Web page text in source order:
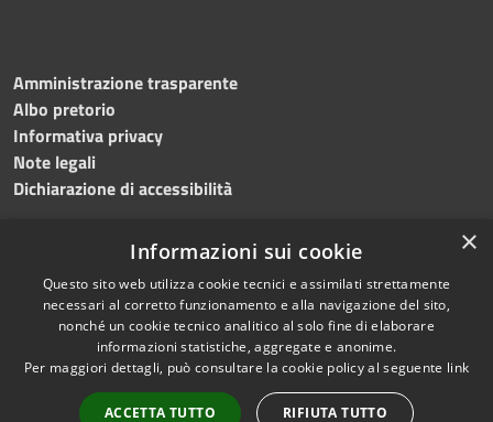
Amministrazione trasparente
Albo pretorio
Informativa privacy
Note legali
Dichiarazione di accessibilità
RSS
Accessibilità
Cookie
Mappa del sito
Copyright © 2024 •
Comune diGrottaminarda
• Powered byMunicipium
•Redazione
×
Informazioni sui cookie
Questo sito web utilizza cookie tecnici e assimilati strettamente
necessari al corretto funzionamento e alla navigazione del sito,
nonché un cookie tecnico analitico al solo fine di elaborare
informazioni statistiche, aggregate e anonime.
Per maggiori dettagli, può consultare la cookie policy al seguente link
ACCETTA TUTTO RIFIUTA TUTTO